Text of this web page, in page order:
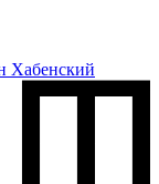
Хабенский